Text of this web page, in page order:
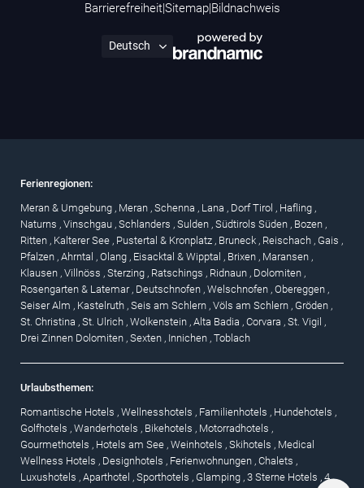
Barrierefreiheit|Sitemap| Bildnachweis
Ferienregionen:
Meran & Umgebung , Meran , Schenna , Lana , Dorf Tirol , Hafling ,
Naturns , Vinschgau , Schlanders , Sulden , Südtirols Süden , Bozen ,
Ritten , Kalterer See , Pustertal & Kronplatz , Bruneck , Reischach , Gais ,
Pfalzen , Ahrntal , Olang , Eisacktal & Wipptal , Brixen , Maransen ,
Klausen , Villnöss , Sterzing , Ratschings , Ridnaun , Dolomiten ,
Rosengarten & Latemar , Deutschnofen , Welschnofen , Obereggen ,
Seiser Alm , Kastelruth , Seis am Schlern , Völs am Schlern , Gröden ,
St. Christina , St. Ulrich , Wolkenstein , Alta Badia , Corvara , St. Vigil ,
Drei Zinnen Dolomiten , Sexten , Innichen , Toblach
Urlaubsthemen:
Romantische Hotels , Wellnesshotels , Familienhotels , Hundehotels ,
Golfhotels , Wanderhotels , Bikehotels , Motorradhotels ,
Gourmethotels , Hotels am See , Weinhotels , Skihotels , Medical
Wellness Hotels , Designhotels , Ferienwohnungen , Chalets ,
Luxushotels , Aparthotel , Sporthotels , Glamping , 3 Sterne Hotels , 4